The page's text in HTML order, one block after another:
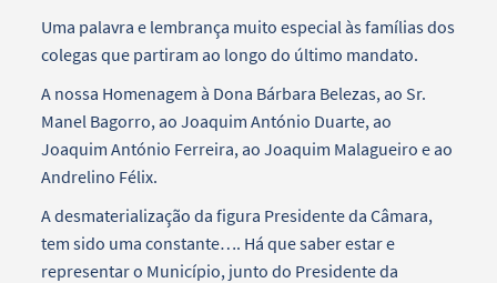
Uma palavra e lembrança muito especial às famílias dos
colegas que partiram ao longo do último mandato.
A nossa Homenagem à Dona Bárbara Belezas, ao Sr.
Manel Bagorro, ao Joaquim António Duarte, ao
Joaquim António Ferreira, ao Joaquim Malagueiro e ao
Andrelino Félix.
A desmaterialização da figura Presidente da Câmara,
tem sido uma constante…. Há que saber estar e
representar o Município, junto do Presidente da